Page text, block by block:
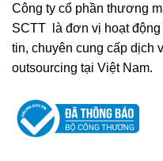
Công ty cổ phần thương
SCTT là đơn vị hoạt động
tin, chuyên cung cấp dịch
outsourcing tại Việt Nam.